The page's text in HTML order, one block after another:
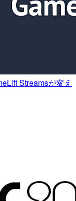
Streamsが変え